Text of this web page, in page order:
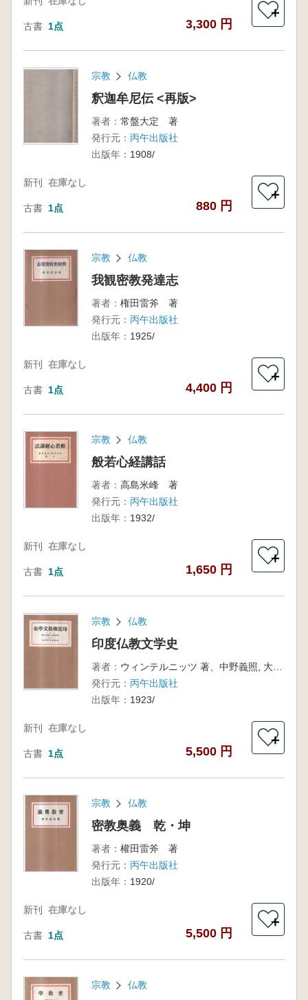
古書 1点 3,300 円
＋
宗教 仏教
釈迦牟尼伝 <再版>
著者： 常盤大定 著
発行元： 丙午出版社
出版年： 1908/
新刊 在庫なし
古書 1点 880 円
＋
宗教 仏教
我観密教発達志
著者： 権田雷斧 著
発行元： 丙午出版社
出版年： 1925/
新刊 在庫なし
古書 1点 4,400 円
＋
宗教 仏教
般若心経講話
著者： 高島米峰 著
発行元： 丙午出版社
出版年： 1932/
新刊 在庫なし
古書 1点 1,650 円
＋
宗教 仏教
印度仏教文学史
著者：
ウィンテルニッツ 著、中野義照, 大佛衞 翻訳
発行元： 丙午出版社
出版年： 1923/
新刊 在庫なし
古書 1点 5,500 円
＋
宗教 仏教
密教奥義 乾・坤
著者： 權田雷斧 著
発行元： 丙午出版社
出版年： 1920/
新刊 在庫なし
古書 1点 5,500 円
＋
宗教 仏教